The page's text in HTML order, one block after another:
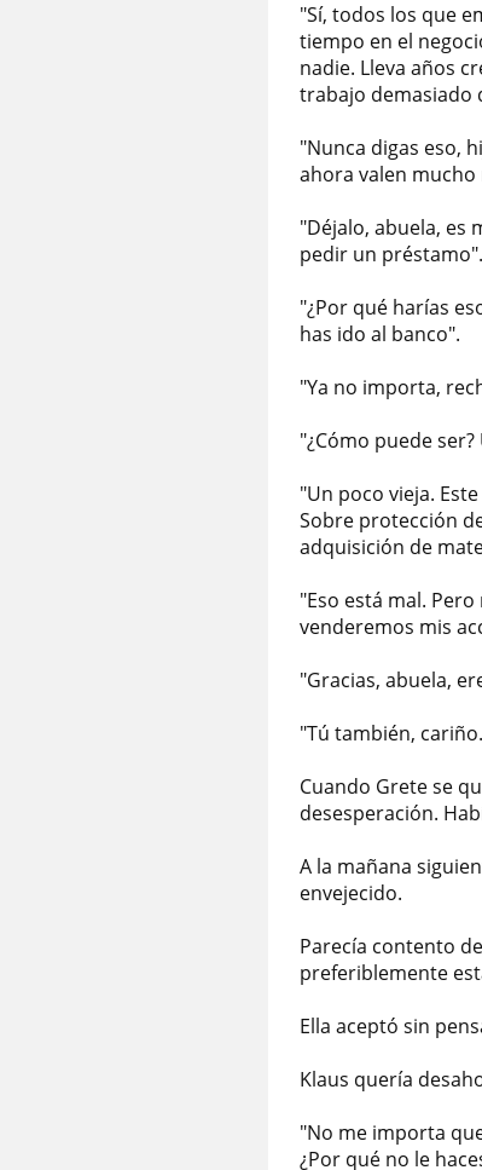
"Sí, todos los que
tiempo en el
nadie. Lleva años
trabajo demasiado
"Nunca digas eso,
ahora valen
"Déjalo, abuela, es
pedir un préstamo".
"¿Por qué harías
has ido al banco".
"Ya no importa,
"¿Cómo puede
"Un poco vieja.
Sobre protección
adquisición de
"Eso está mal.
venderemos mis
"Gracias, abuela,
"Tú también,
Cuando Grete se
desesperación.
A la mañana
envejecido.
Parecía contento
preferiblemente
Ella aceptó sin
Klaus quería
"No me importa
¿Por qué no le